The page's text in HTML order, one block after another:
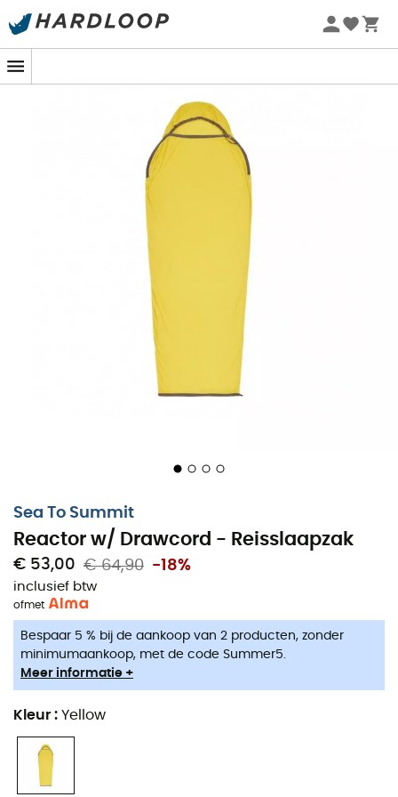
Zomeraanbiedingen 🔥 -5% EXTRA vanaf 2 producten* met
Sea To Summit
Reactor w/ Drawcord - Reisslaapzak
€ 53,00 € 64,90 -18%
inclusief btw
ofmet
Bespaar 5 % bij de aankoop van 2 producten, zonder
minimumaankoop, met de code Summer5.
Meer informatie +
Kleur : Yellow
De Reisslaapzak
heeft een omhullende silhouet geïnspireerd door de
vorm van een mummie, gecombineerd met een